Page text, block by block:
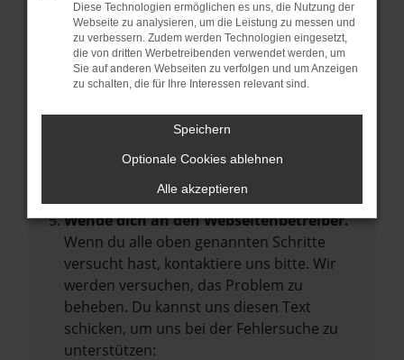
Das kann manchmal helfen,
vorübergehende Probleme zu beheben.
Stelle sicher, dass dein Browser und dein
Betriebssystem auf dem neuesten Stand
Veraltete Software birgt nicht nur ein
führen, dass bestimmte Funktionen nicht
mehr unterstützt werden.
Wende dich an den Webseitenbetreiber.
Wenn du alle oben genannten Schritte
versucht hast, kontaktiere uns bitte. Wir
werden versuchen, das Problem zu
beheben. Du kannst uns diesen Text
schicken, um uns bei der Fehlersuche zu
unterstützen:
Diese Technologien ermöglichen es uns, die Nutzung der
Webseite zu analysieren, um die Leistung zu messen und
zu verbessern. Zudem werden Technologien eingesetzt,
die von dritten Werbetreibenden verwendet werden, um
Sie auf anderen Webseiten zu verfolgen und um Anzeigen
zu schalten, die für Ihre Interessen relevant sind.
Speichern
Optionale Cookies ablehnen
Alle akzeptieren